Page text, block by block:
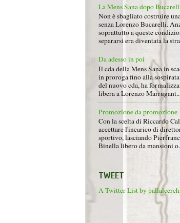
La Mens Sana dopo
Non è sbagliato costruire
senza Lorenzo Bucarelli.
soprattutto a queste
separarsi era diventata la
Da adesso in poi
Il cda della Mens Sana in
in proroga fino alla
del nuovo cda, ha
libera a Lorenzo
Promozione da promozione
Con la scelta di Riccardo
accettare l'incarico di
sportivo, lasciando
Binella libero da mansioni
TWEET
A Twitter List by